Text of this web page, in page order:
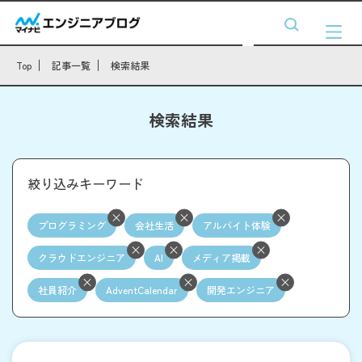
Top 記事一覧 検索結果
検索結果
絞り込みキーワード
プログラミング 会社生活 アルバイト体験
クラウドエンジニア AI メディア掲載
社員紹介 AdventCalendar 開発エンジニア